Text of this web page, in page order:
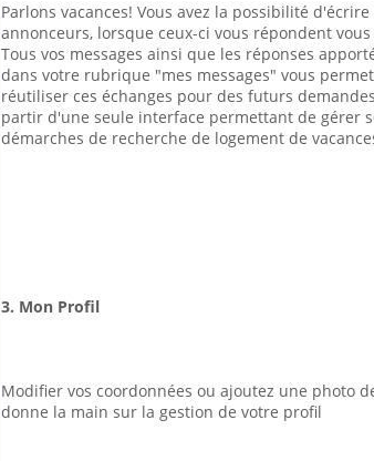
Parlons vacances! Vous avez la possibilité
annonceurs, lorsque ceux-ci vous répondent
Tous vos messages ainsi que les réponses
dans votre rubrique "mes messages" vous
réutiliser ces échanges pour des futurs
partir d'une seule interface permettant de gérer
démarches de recherche de logement de
3. Mon Profil
Modifier vos coordonnées ou ajoutez une photo
donne la main sur la gestion de votre profil